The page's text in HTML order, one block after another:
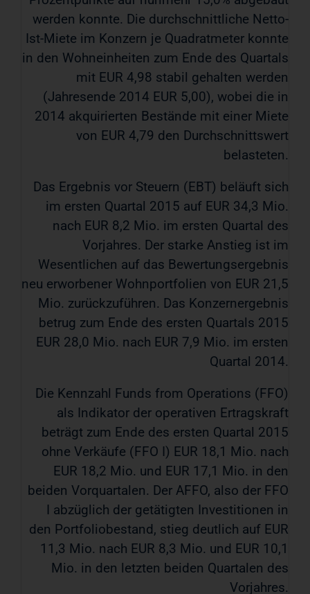
werden konnte. Die durchschnittliche Netto-
Ist-Miete im Konzern je Quadratmeter konnte
in den Wohneinheiten zum Ende des Quartals
mit EUR 4,98 stabil gehalten werden
(Jahresende 2014 EUR 5,00), wobei die in
2014 akquirierten Bestände mit einer Miete
von EUR 4,79 den Durchschnittswert
belasteten.
Das Ergebnis vor Steuern (EBT) beläuft sich
im ersten Quartal 2015 auf EUR 34,3 Mio.
nach EUR 8,2 Mio. im ersten Quartal des
Vorjahres. Der starke Anstieg ist im
Wesentlichen auf das Bewertungsergebnis
neu erworbener Wohnportfolien von EUR 21,5
Mio. zurückzuführen. Das Konzernergebnis
betrug zum Ende des ersten Quartals 2015
EUR 28,0 Mio. nach EUR 7,9 Mio. im ersten
Quartal 2014.
Die Kennzahl Funds from Operations (FFO)
als Indikator der operativen Ertragskraft
beträgt zum Ende des ersten Quartal 2015
ohne Verkäufe (FFO I) EUR 18,1 Mio. nach
EUR 18,2 Mio. und EUR 17,1 Mio. in den
beiden Vorquartalen. Der AFFO, also der FFO
I abzüglich der getätigten Investitionen in
den Portfoliobestand, stieg deutlich auf EUR
11,3 Mio. nach EUR 8,3 Mio. und EUR 10,1
Mio. in den letzten beiden Quartalen des
Vorjahres.